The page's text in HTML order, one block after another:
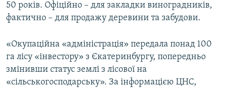
50 років. Офіційно – для закладки виноградників,
фактично – для продажу деревини та забудови.
«Окупаційна «адміністрація» передала понад 100
га лісу «інвестору» з Єкатеринбургу, попередньо
змінивши статус землі з лісової на
«сільськогосподарську». За інформацією ЦНС,